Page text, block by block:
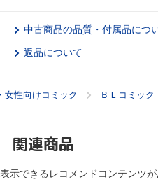
中古商品の品質・付属品につ
返品について
女性向けコミック ＢＬコミック
関連商品
表示できるレコメンドコンテンツ